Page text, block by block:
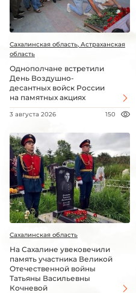
Сахалинская область, Астраханская
область
Однополчане встретили
День Воздушно-
десантных войск России
на памятных акциях
3 августа 2026 150
Сахалинская область
На Сахалине увековечили
память участника Великой
Отечественной войны
Татьяны Васильевны
Кочневой